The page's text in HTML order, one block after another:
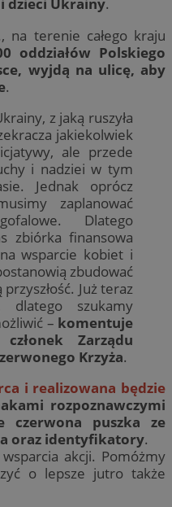
dzieci Ukrainy.
terenie całego kraju
oddziałów Polskiego
wyjdą na ulicę, aby
.
z jaką ruszyła
jakiekolwiek
ale przede
i nadziei w tym
Jednak oprócz
zaplanować
Dlatego
zbiórka finansowa
wsparcie kobiet i
zbudować
Już teraz
dlatego szukamy
– komentuje
Zarządu
Krzyża.
i realizowana będzie
rozpoznawczymi
czerwona puszka ze
oraz identyfikatory.
akcji. Pomóżmy
o lepsze jutro także